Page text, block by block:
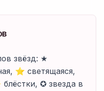
звёзд: ★
⭐ светящаяся,
✪ звезда в